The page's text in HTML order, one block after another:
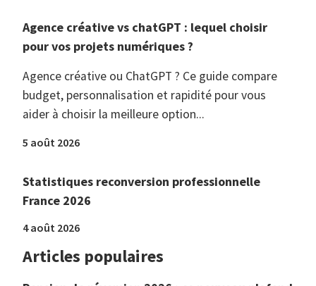
Agence créative vs chatGPT : lequel choisir
pour vos projets numériques ?
Agence créative ou ChatGPT ? Ce guide compare
budget, personnalisation et rapidité pour vous
aider à choisir la meilleure option...
5 août 2026
Statistiques reconversion professionnelle
France 2026
4 août 2026
Articles populaires